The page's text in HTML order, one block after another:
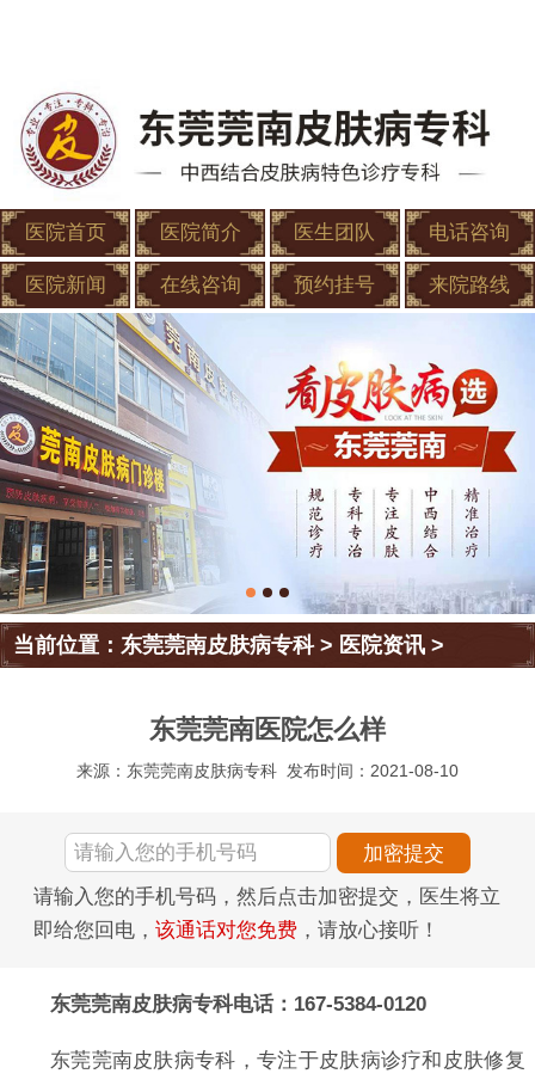
医院首页 医院简介 医生团队 电话咨询
医院新闻 在线咨询 预约挂号 来院路线
当前位置：东莞莞南皮肤病专科> 医院资讯 >
东莞莞南医院怎么样
来源：东莞莞南皮肤病专科 发布时间：2021-08-10
请输入您的手机号码，然后点击加密提交，医生将立
即给您回电， 该通话对您免费 ，请放心接听！
东莞莞南皮肤病专科电话：167-5384-0120
东莞莞南皮肤病专科，专注于皮肤病诊疗和皮肤修复